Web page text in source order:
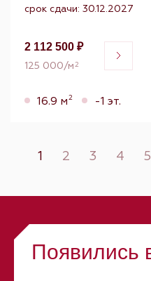
срок сдачи: 30.12.2027
2 112 500 ₽
125 000/м2
16.9 м2 -1 эт.
1 2 3 4 5
Появились